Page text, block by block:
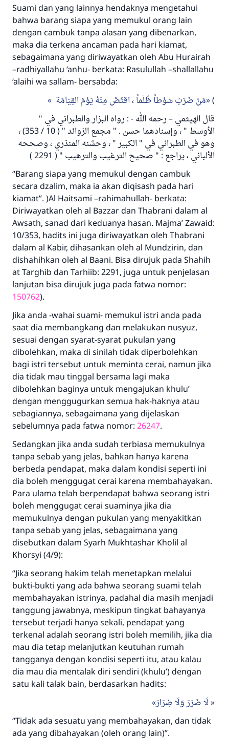
Suami dan yang lainnya hendaknya mengetahui
bahwa barang siapa yang memukul orang lain
dengan cambuk tanpa alasan yang dibenarkan,
maka dia terkena ancaman pada hari kiamat,
sebagaimana yang diriwayatkan oleh Abu Hurairah
–radhiyallahu ‘anhu- berkata: Rasulullah –shallallahu
‘alaihi wa sallam- bersabda:
) مَنْ ضَرَبَ سَوْطاً ظُلْماً ، اقتُصَّ مِنْهُ يَوْمَ القِيَامَة
قال الهيثمي – رحمه الله - : رواه البزار والطبراني في "
الأوسط " ، وإسنادهما حسن . " مجمع الزوائد " ( 10 / 353) ،
وهو في الطبراني في " الكبير " ، وحسَّنه المنذري ، وصححه
الألباني ، يراجع : " صحيح الترغيب والترهيب " ( 2291 )
“Barang siapa yang memukul dengan cambuk
secara dzalim, maka ia akan diqisash pada hari
kiamat”. )Al Haitsami –rahimahullah- berkata:
Diriwayatkan oleh al Bazzar dan Thabrani dalam al
Awsath, sanad dari keduanya hasan. Majma’ Zawaid:
10/353, hadits ini juga diriwayatkan oleh Thabrani
dalam al Kabir, dihasankan oleh al Mundzirin, dan
dishahihkan oleh al Baani. Bisa dirujuk pada Shahih
at Targhib dan Tarhiib: 2291, juga untuk penjelasan
lanjutan bisa dirujuk juga pada fatwa nomor:
150762).
Jika anda -wahai suami- memukul istri anda pada
saat dia membangkang dan melakukan nusyuz,
sesuai dengan syarat-syarat pukulan yang
dibolehkan, maka di sinilah tidak diperbolehkan
bagi istri tersebut untuk meminta cerai, namun jika
dia tidak mau tinggal bersama lagi maka
dibolehkan baginya untuk mengajukan khulu’
dengan menggugurkan semua hak-haknya atau
sebagiannya, sebagaimana yang dijelaskan
sebelumnya pada fatwa nomor: 26247.
Sedangkan jika anda sudah terbiasa memukulnya
tanpa sebab yang jelas, bahkan hanya karena
berbeda pendapat, maka dalam kondisi seperti ini
dia boleh menggugat cerai karena membahayakan.
Para ulama telah berpendapat bahwa seorang istri
boleh menggugat cerai suaminya jika dia
memukulnya dengan pukulan yang menyakitkan
tanpa sebab yang jelas, sebagaimana yang
disebutkan dalam Syarh Mukhtashar Kholil al
Khorsyi (4/9):
“Jika seorang hakim telah menetapkan melalui
bukti-bukti yang ada bahwa seorang suami telah
membahayakan istrinya, padahal dia masih menjadi
tanggung jawabnya, meskipun tingkat bahayanya
tersebut terjadi hanya sekali, pendapat yang
terkenal adalah seorang istri boleh memilih, jika dia
mau dia tetap melanjutkan keutuhan rumah
tangganya dengan kondisi seperti itu, atau kalau
dia mau dia mentalak diri sendiri (khulu’) dengan
satu kali talak bain, berdasarkan hadits:
لَا ضَرَرَ وَلَا ضِرَارَ
“Tidak ada sesuatu yang membahayakan, dan tidak
ada yang dibahayakan (oleh orang lain)”.
Jawaban no. 110845
menyelamatkan pernikahan.